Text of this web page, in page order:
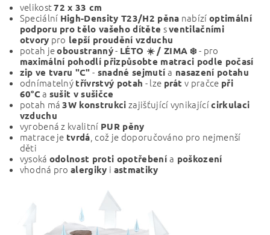
velikost72 x 33 cm
Speciální High-Density T23/H2 pěna nabízíoptimální
podporu pro tělo vašeho dítěte sventilačními
otvory pro lepší proudění vzduchu
potah jeoboustranný- LÉTO ☀️ / ZIMA ❄️ - pro
maximální pohodlí přizpůsobte matraci podle počasí
zip ve tvaru "C" - snadné sejmutía nasazení potahu
odnímatelný třívrstvý potah - lze prát v pračce při
60°Ca sušit v sušičce
potah má3W konstrukci zajišťující vynikajícícirkulaci
vzduchu
vyrobená z kvalitní PUR pěny
matrace je tvrdá , což je doporučováno pro nejmenší
děti
vysoká odolnost proti opotřebenía poškození
vhodná proalergiky i astmatiky